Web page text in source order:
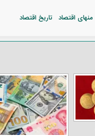
منهای اقتصاد تاریخ اقتصاد